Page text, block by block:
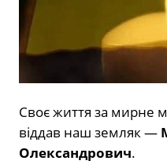
Своє життя за мирне
віддав наш земляк —
Олександрович.